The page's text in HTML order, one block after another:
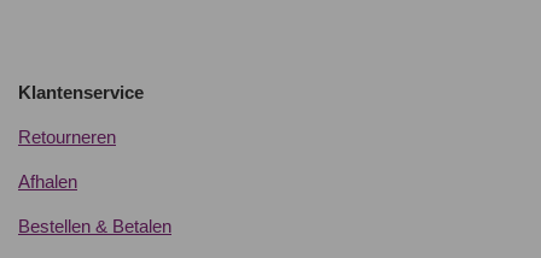
Klantenservice
Retourneren
Afhalen
Bestellen & Betalen